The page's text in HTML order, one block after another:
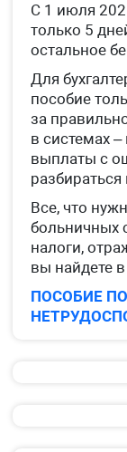
С 1 июля
только 5
остальное
Для
пособие
за
в системах
выплаты с
Все, что
больничных
налоги,
вы найдете
ПОСОБИЕ